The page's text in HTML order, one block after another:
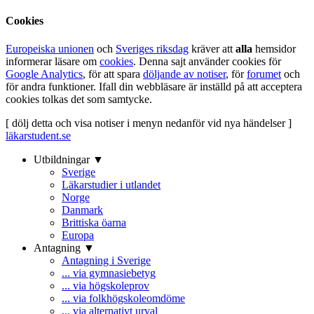
Cookies
Europeiska unionen och Sveriges riksdag kräver att alla hemsidor
informerar läsare om cookies. Denna sajt använder cookies för
Google Analytics, för att spara döljande av notiser, förforumet och
för andra funktioner. Ifall din webbläsare är inställd på att acceptera
cookies tolkas det som samtycke.
[ dölj detta och visa notiser i menyn nedanför vid nya händelser ]
läkarstudent.se
Utbildningar ▼
Sverige
Läkarstudier i utlandet
Norge
Danmark
Brittiska öarna
Europa
Antagning ▼
Antagning i Sverige
... via gymnasiebetyg
... via högskoleprov
... via folkhögskoleomdöme
... via alternativt urval